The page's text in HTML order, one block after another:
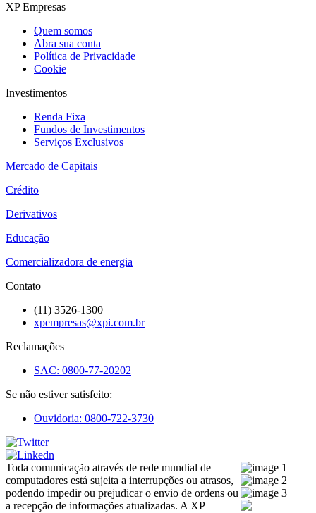
XP Empresas
Quem somos
Abra sua conta
Política de Privacidade
Cookie
Investimentos
Renda Fixa
Fundos de Investimentos
Serviços Exclusivos
Mercado de Capitais
Crédito
Derivativos
Educação
Comercializadora de energia
Contato
(11) 3526-1300
xpempresas@xpi.com.br
Reclamações
SAC: 0800-77-20202
Se não estiver satisfeito:
Ouvidoria: 0800-722-3730
Toda comunicação através de rede mundial de
computadores está sujeita a interrupções ou atrasos,
podendo impedir ou prejudicar o envio de ordens ou
a recepção de informações atualizadas. A XP